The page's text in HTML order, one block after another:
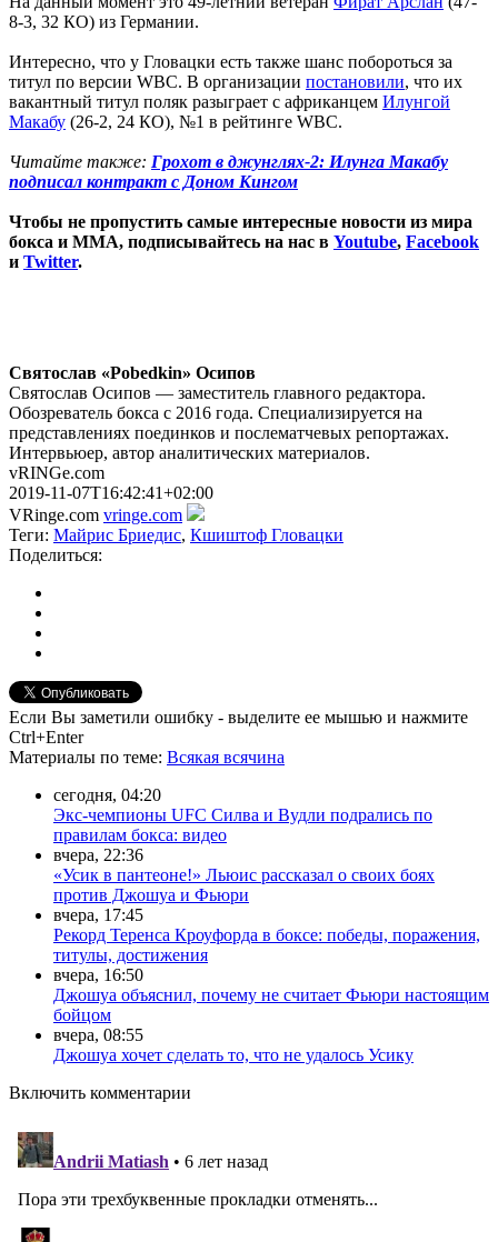
8-3, 32 КО) из Германии.
Интересно, что у Гловацки есть также шанс побороться за
титул по версии WBC. В организации постановили, что их
вакантный титул поляк разыграет с африканцем Илунгой
Макабу (26-2, 24 КО), №1 в рейтинге WBC.
Читайте также: Грохот в джунглях-2: Илунга Макабу
подписал контракт с Доном Кингом
Чтобы не пропустить самые интересные новости из мира
бокса и ММА, подписывайтесь на нас в Youtube, Facebook
и Twitter.
Святослав «Pobedkin» Осипов
Святослав Осипов — заместитель главного редактора.
Обозреватель бокса с 2016 года. Специализируется на
представлениях поединков и послематчевых репортажах.
Интервьюер, автор аналитических материалов.
vRINGe.com
2019-11-07T16:42:41+02:00
VRinge.com vringe.com
Теги: Майрис Бриедис, Кшиштоф Гловацки
Поделиться:
Если Вы заметили ошибку - выделите ее мышью и нажмите
Ctrl+Enter
Материалы по теме: Всякая всячина
сегодня, 04:20
Экс-чемпионы UFC Силва и Вудли подрались по
правилам бокса: видео
вчера, 22:36
«Усик в пантеоне!» Льюис рассказал о своих боях
против Джошуа и Фьюри
вчера, 17:45
Рекорд Теренса Кроуфорда в боксе: победы, поражения,
титулы, достижения
вчера, 16:50
Джошуа объяснил, почему не считает Фьюри настоящим
бойцом
вчера, 08:55
Джошуа хочет сделать то, что не удалось Усику
Включить комментарии